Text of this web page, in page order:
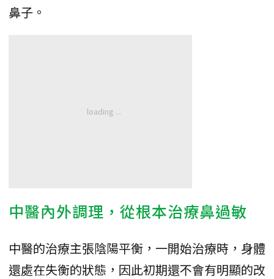
鼻子。
中醫內外調理，從根本治療鼻過敏
中醫的治療主張陰陽平衡，一開始治療時，身體
還處在失衡的狀態，因此初期還不會有明顯的改